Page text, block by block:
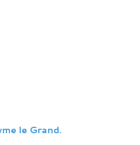
le Grand.